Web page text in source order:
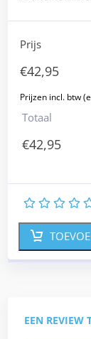
Prijs
€42,95
Totaal
€42,95
5
4
3
2
EEN REVIEW